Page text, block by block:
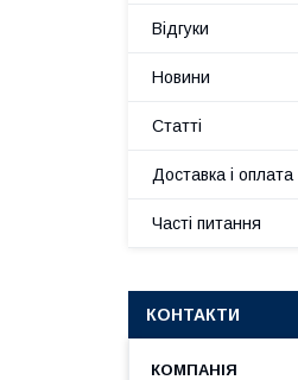
Відгуки
Новини
Статті
Доставка і оплата
Часті питання
КОНТАКТИ